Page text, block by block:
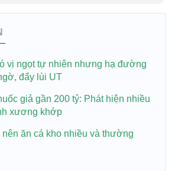
vị ngọt tự nhiên nhưng hạ đường
đẩy lùi UT
giả gần 200 tỷ: Phát hiện nhiều
xương khớp
nên ăn cá kho nhiều và thường